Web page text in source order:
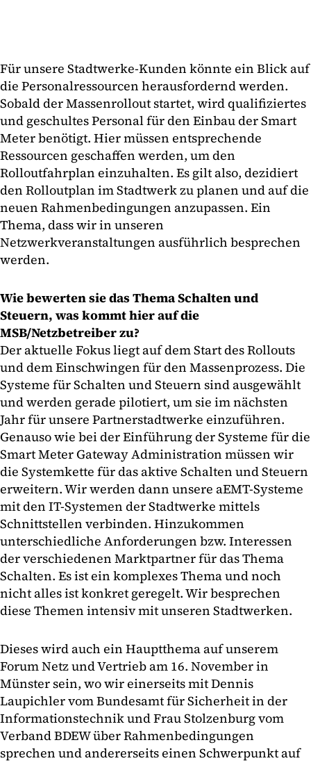
Für unsere Stadtwerke-Kunden könnte ein Blick auf
die Personalressourcen herausfordernd werden.
Sobald der Massenrollout startet, wird qualifiziertes
und geschultes Personal für den Einbau der Smart
Meter benötigt. Hier müssen entsprechende
Ressourcen geschaffen werden, um den
Rolloutfahrplan einzuhalten. Es gilt also, dezidiert
den Rolloutplan im Stadtwerk zu planen und auf die
neuen Rahmenbedingungen anzupassen. Ein
Thema, dass wir in unseren
Netzwerkveranstaltungen ausführlich besprechen
werden.
Wie bewerten sie das Thema Schalten und
Steuern, was kommt hier auf die
MSB/Netzbetreiber zu?
Der aktuelle Fokus liegt auf dem Start des Rollouts
und dem Einschwingen für den Massenprozess. Die
Systeme für Schalten und Steuern sind ausgewählt
und werden gerade pilotiert, um sie im nächsten
Jahr für unsere Partnerstadtwerke einzuführen.
Genauso wie bei der Einführung der Systeme für die
Smart Meter Gateway Administration müssen wir
die Systemkette für das aktive Schalten und Steuern
erweitern. Wir werden dann unsere aEMT-Systeme
mit den IT-Systemen der Stadtwerke mittels
Schnittstellen verbinden. Hinzukommen
unterschiedliche Anforderungen bzw. Interessen
der verschiedenen Marktpartner für das Thema
Schalten. Es ist ein komplexes Thema und noch
nicht alles ist konkret geregelt. Wir besprechen
diese Themen intensiv mit unseren Stadtwerken.
Dieses wird auch ein Hauptthema auf unserem
Forum Netz und Vertrieb am 16. November in
Münster sein, wo wir einerseits mit Dennis
Laupichler vom Bundesamt für Sicherheit in der
Informationstechnik und Frau Stolzenburg vom
Verband BDEW über Rahmenbedingungen
sprechen und andererseits einen Schwerpunkt auf